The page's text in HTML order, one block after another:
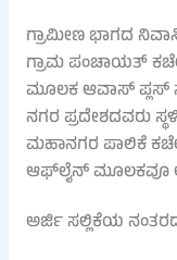
ಗ್ರಾಮೀಣ ಭಾಗದ
ಗ್ರಾಮ ಪಂಚಾಯತ್
ಮೂಲಕ ಆವಾಸ್ ಪ್ಲಸ್
ನಗರ ಪ್ರದೇಶದವರು
ಮಹಾನಗರ ಪಾಲಿಕೆ
ಆಫ್‌ಲೈನ್ ಮೂಲಕವೂ
ಅರ್ಜಿ ಸಲ್ಲಿಕೆಯ